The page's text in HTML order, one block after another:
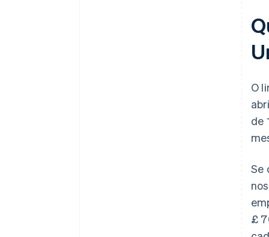
O
de
Se
£